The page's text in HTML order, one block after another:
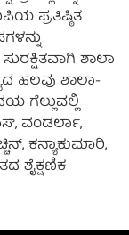
ಪ್ರತಿಷ್ಠಿತ
ಶಾಲಾ
ಹಲವು ಶಾಲಾ-
ಗೆಲ್ಲುವಲ್ಲಿ
ವಂಡರ್ಲಾ,
ಕನ್ಯಾಕುಮಾರಿ,
ಶೈಕ್ಷಣಿಕ